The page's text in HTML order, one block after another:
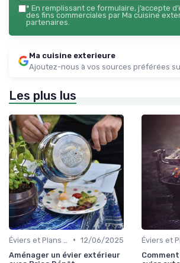
* En remplissant ce formulaire, j’accepte
des fins commerciales par Ma cuisine
partenaires.
Ma cuisine exterieure
Ajoutez-nous à vos sources préférées
Les plus lus
• 12/06/2025
Aménager un évier extérieur